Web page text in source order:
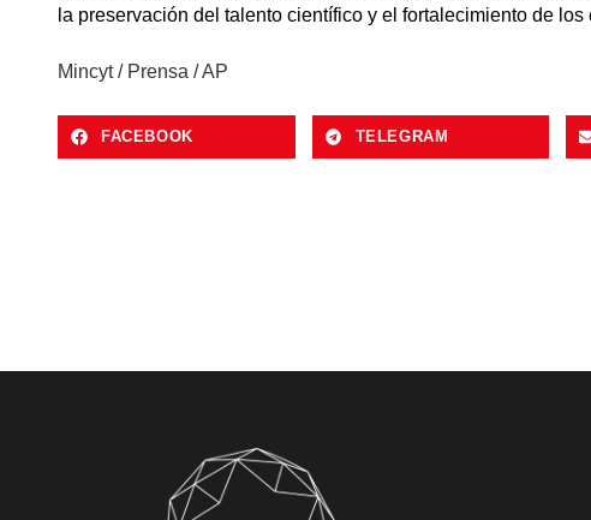
la preservación del talento científico y el fortalecimiento de
Mincyt / Prensa / AP
FACEBOOK TELEGRAM